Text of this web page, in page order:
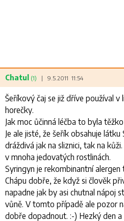
Chatul (1) | 9.5.2011 11:54
Šeříkový čaj se již dříve používal
horečky.
Jak moc ůčinná léčba to byla
Je ale jisté, že šeřík obsahuje
dráždivá jak na sliznici, tak na
v mnoha jedovatých rostlinách.
Syringyn je rekombinantní alergen
Chápu dobře, že když si člověk
napadne jak by asi chutnal nápoj
vůně. V tomto případě ale pozor
dobře dopadnout. :­-­) Hezký den a